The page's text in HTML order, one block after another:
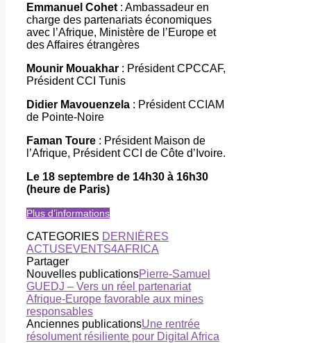
Emmanuel Cohet : Ambassadeur en
charge des partenariats économiques
avec l’Afrique, Ministère de l’Europe et
des Affaires étrangères
Mounir Mouakhar : Président CPCCAF,
Président CCI Tunis
Didier Mavouenzela : Président CCIAM
de Pointe-Noire
Faman Toure : Président Maison de
l’Afrique, Président CCI de Côte d’Ivoire.
Le 18 septembre de 14h30 à 16h30
(heure de Paris)
Plus d’informations
CATEGORIES DERNIÈRES
ACTUSEVENTS4AFRICA
Partager
Nouvelles publicationsPierre-Samuel
GUEDJ – Vers un réel partenariat
Afrique-Europe favorable aux mines
responsables
Anciennes publicationsUne rentrée
résolument résiliente pour Digital Africa